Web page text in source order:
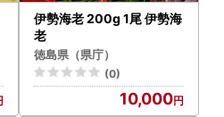
伊勢海老 200g 1尾 伊勢海
老
徳島県（県庁）
(0)
10,000